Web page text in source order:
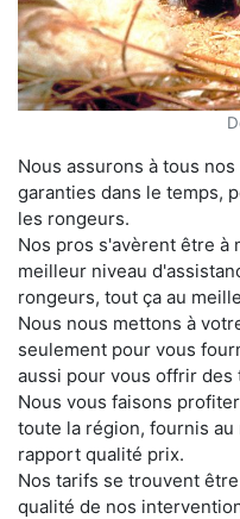
Nous assurons à tous
garanties dans le temps,
les rongeurs.
Nos pros s'avèrent être à
meilleur niveau
rongeurs, tout ça au
Nous nous mettons à
seulement pour vous
aussi pour vous offrir
Nous vous faisons
toute la région, fournis
rapport qualité prix.
Nos tarifs se trouvent
qualité de nos